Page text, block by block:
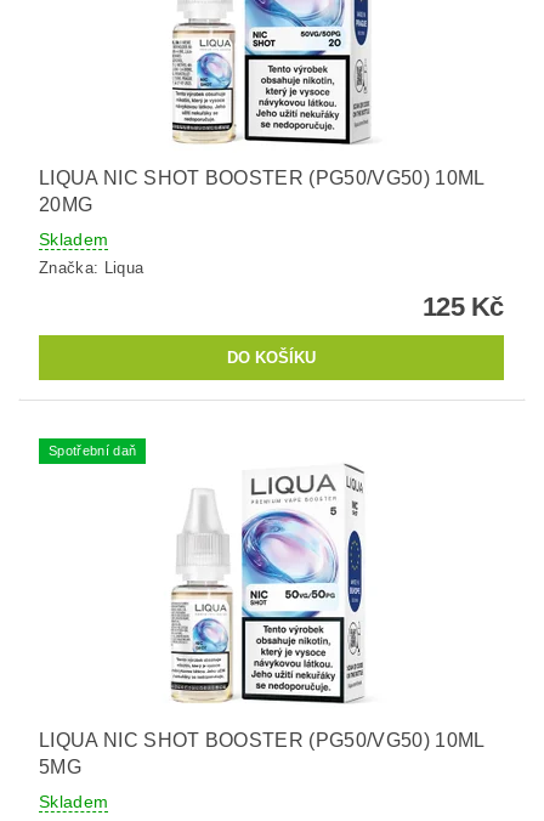
LIQUA NIC SHOT BOOSTER (PG50/VG50) 10ML
20MG
Skladem
Značka: Liqua
125 Kč
Spotřební daň
LIQUA NIC SHOT BOOSTER (PG50/VG50) 10ML
5MG
Skladem